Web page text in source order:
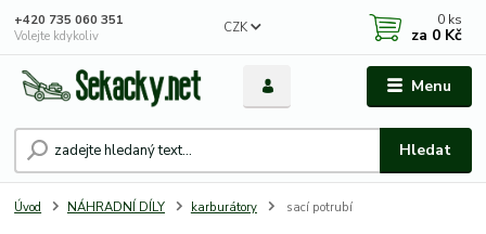
Menu
CZK
Hledat
+420 735 060 351
Volejte kdykoliv
0 ks
za 0 Kč
Úvod NÁHRADNÍ DÍLY karburátory sací potrubí